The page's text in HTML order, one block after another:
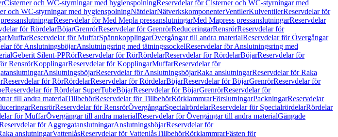
Cisterner och WC-styrningar med hygienspolningReservdelar för Cisterner och WC-styrningar med
och WC-styrningar med hygienspolningNätdelarNätverkskomponenterVentilerKulventilerReservdelar för
Reservdelar för Med Mepla pressanslutningarMed Mapress pressanslutningarReservdelar
för RördelarBöjarGrenrörReservdelar för GrenrörReduceringarRensrörReservdelar för
MuffarReservdelar för MuffarSpännkopplingarÖvergångar till andra materialReservdelar för Övergångar
för AnslutningsböjarAnslutningsring med tätningssockelReservdelar för Anslutningsring med
Geberit Silent-PPRörReservdelar för RörRördelarReservdelar för RördelarBöjarReservdelar för
RensrörKopplingarReservdelar för KopplingarMuffarReservdelar för
AnslutningsböjarReservdelar för AnslutningsböjarRaka anslutningarReservdelar för Raka
Reservdelar för RörRördelarReservdelar för RördelarBöjarReservdelar för BöjarGrenrörReservdelar för
Reservdelar för Rördelar SuperTubeBöjarReservdelar för BöjarGrenrörReservdelar för
till andra materialTillbehörReservdelar för TillbehörRörklammrarFörslutningarPackningarReservdelar
RensrörReservdelar för RensrörÖvergångarSpecialrördelarReservdelar för SpecialrördelarRördelar
för MuffarÖvergångar till andra materialReservdelar för Övergångar till andra materialGängade
för AggregatanslutningarAnslutningsböjarReservdelar för
anslutningarVattenlåsReservdelar för VattenlåsTillbehörRörklammrarFästen för